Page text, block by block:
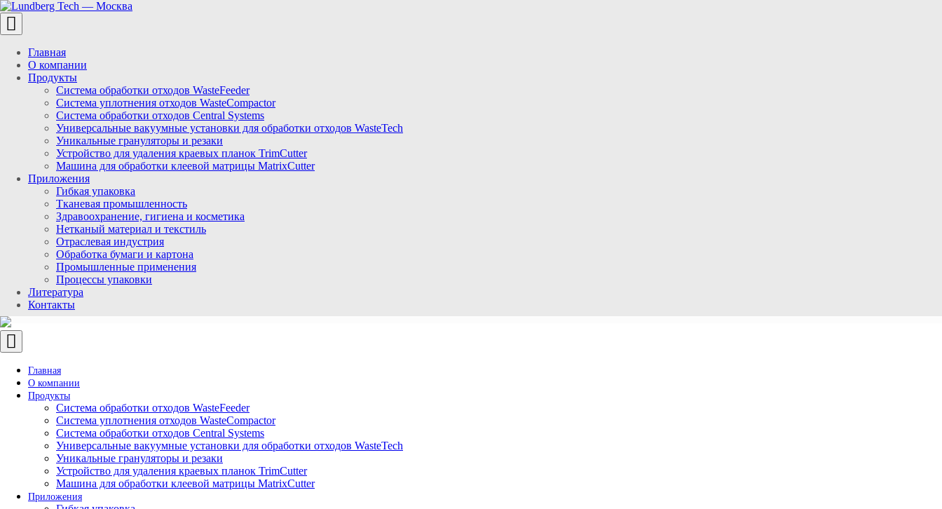
Toggle
navigation
Главная
О компании
Продукты
Система обработки отходов WasteFeeder
Система уплотнения отходов WasteCompactor
Система обработки отходов Central Systems
Универсальные вакуумные установки для обработки отходов WasteTech
Уникальные грануляторы и резаки
Устройство для удаления краевых планок TrimCutter
Машина для обработки клеевой матрицы MatrixCutter
Приложения
Гибкая упаковка
Тканевая промышленность
Здравоохранение, гигиена и косметика
Нетканый материал и текстиль
Отраслевая индустрия
Обработка бумаги и картона
Промышленные применения
Процессы упаковки
Литература
Контакты
Toggle
navigation
Главная
О компании
Продукты
Система обработки отходов WasteFeeder
Система уплотнения отходов WasteCompactor
Система обработки отходов Central Systems
Универсальные вакуумные установки для обработки отходов WasteTech
Уникальные грануляторы и резаки
Устройство для удаления краевых планок TrimCutter
Машина для обработки клеевой матрицы MatrixCutter
Приложения